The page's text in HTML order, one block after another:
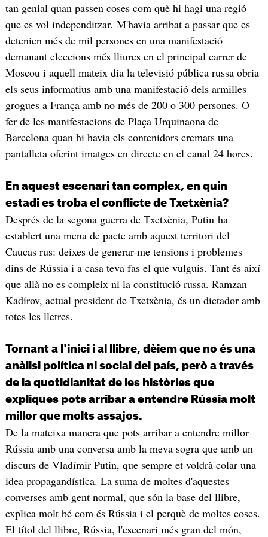
tan genial quan passen coses com què hi hagi una regió
que es vol independitzar. M'havia arribat a passar que es
detenien més de mil persones en una manifestació
demanant eleccions més lliures en el principal carrer de
Moscou i aquell mateix dia la televisió pública russa obria
els seus informatius amb una manifestació dels armilles
grogues a França amb no més de 200 o 300 persones. O
fer de les manifestacions de Plaça Urquinaona de
Barcelona quan hi havia els contenidors cremats una
pantalleta oferint imatges en directe en el canal 24 hores.
En aquest escenari tan complex, en quin
estadi es troba el conflicte de Txetxènia?
Després de la segona guerra de Txetxènia, Putin ha
establert una mena de pacte amb aquest territori del
Caucas rus: deixes de generar-me tensions i problemes
dins de Rússia i a casa teva fas el que vulguis. Tant és així
que allà no es compleix ni la constitució russa. Ramzan
Kadírov, actual president de Txetxènia, és un dictador amb
totes les lletres.
Tornant a l'inici i al llibre, dèiem que no és una
anàlisi política ni social del país, però a través
de la quotidianitat de les històries que
expliques pots arribar a entendre Rússia molt
millor que molts assajos.
De la mateixa manera que pots arribar a entendre millor
Rússia amb una conversa amb la meva sogra que amb un
discurs de Vladímir Putin, que sempre et voldrà colar una
idea propagandística. La suma de moltes d'aquestes
converses amb gent normal, que són la base del llibre,
explica molt bé com és Rússia i el perquè de moltes coses.
El títol del llibre, Rússia, l'escenari més gran del món,